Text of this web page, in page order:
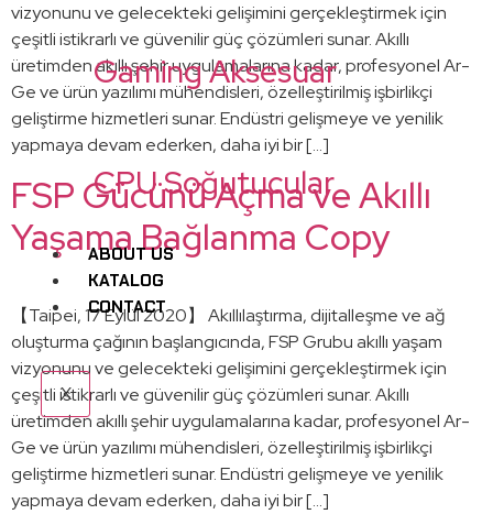
Gaming Aksesuar
CPU Soğutucular
ABOUT US
KATALOG
CONTACT
X
vizyonunu ve gelecekteki gelişimini gerçekleştirmek için
çeşitli istikrarlı ve güvenilir güç çözümleri sunar. Akıllı
üretimden akıllı şehir uygulamalarına kadar, profesyonel Ar-
Ge ve ürün yazılımı mühendisleri, özelleştirilmiş işbirlikçi
geliştirme hizmetleri sunar. Endüstri gelişmeye ve yenilik
yapmaya devam ederken, daha iyi bir […]
FSP Gücünü Açma ve Akıllı
Yaşama Bağlanma Copy
【Taipei, 17 Eylül 2020】 Akıllılaştırma, dijitalleşme ve ağ
oluşturma çağının başlangıcında, FSP Grubu akıllı yaşam
vizyonunu ve gelecekteki gelişimini gerçekleştirmek için
çeşitli istikrarlı ve güvenilir güç çözümleri sunar. Akıllı
üretimden akıllı şehir uygulamalarına kadar, profesyonel Ar-
Ge ve ürün yazılımı mühendisleri, özelleştirilmiş işbirlikçi
geliştirme hizmetleri sunar. Endüstri gelişmeye ve yenilik
yapmaya devam ederken, daha iyi bir […]